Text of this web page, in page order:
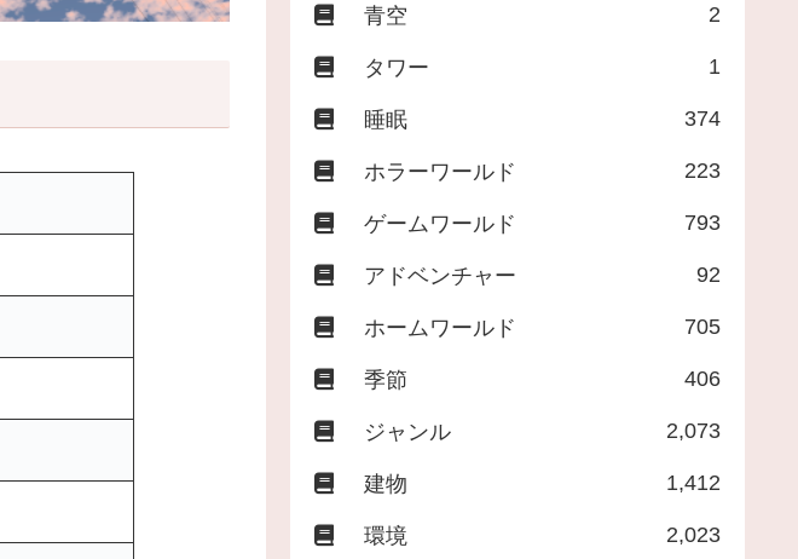
青空 2
タワー 1
睡眠 374
ホラーワールド 223
ゲームワールド 793
アドベンチャー 92
ホームワールド 705
季節 406
ジャンル 2,073
建物 1,412
環境 2,023